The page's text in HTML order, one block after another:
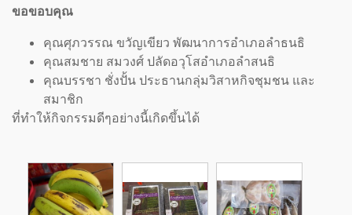
ขอขอบคุณ
คุณศุภวรรณ ขวัญเขียว พัฒนาการอำเภอลำธนธิ
คุณสมชาย สมวงศ์ ปลัดอวุโสอำเภอลำสนธิ
คุณบรรชา ชั่งปั้น ประธานกลุ่มวิสาหกิจชุมชน และ
สมาชิก
ที่ทำให้กิจกรรมดีๆอย่างนี้เกิดขึ้นได้